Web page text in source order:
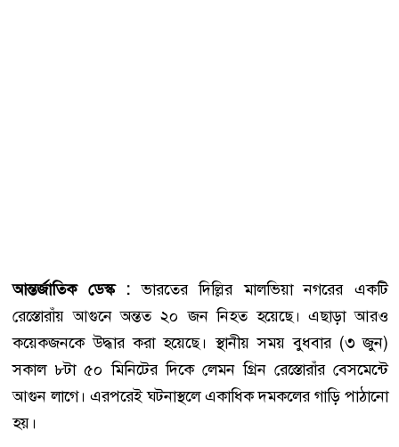
আন্তর্জাতিক ডেস্ক : ভারতের দিল্লির মালভিয়া নগরের একটি
রেস্তোরাঁয় আগুনে অন্তত ২০ জন নিহত হয়েছে। এছাড়া আরও
কয়েকজনকে উদ্ধার করা হয়েছে। স্থানীয় সময় বুধবার (৩ জুন)
সকাল ৮টা ৫০ মিনিটের দিকে লেমন গ্রিন রেস্তোরাঁর বেসমেন্টে
আগুন লাগে। এরপরেই ঘটনাস্থলে একাধিক দমকলের গাড়ি পাঠানো
হয়।